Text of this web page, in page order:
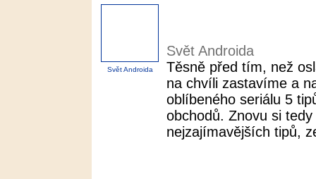
Svět Androida
Svět Androida
Těsně před tím, než
na chvíli zastavíme a
oblíbeného seriálu 5
obchodů. Znovu si
nejzajímavějších tipů,